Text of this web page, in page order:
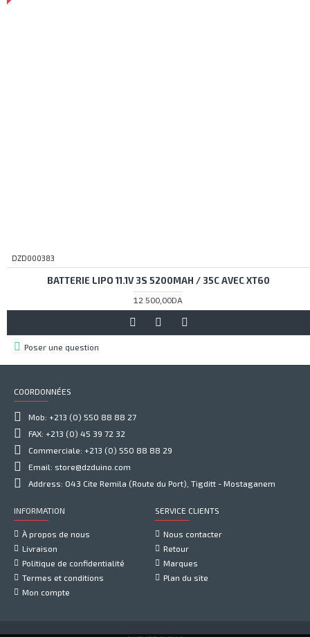
DZD000383
BATTERIE LIPO 11.1V 3S 5200MAH / 35C AVEC XT60
12 500,00DA
Poser une question
COORDONNÉES
Mob: +213 (0) 550 88 88 27
FAX: +213 (0) 45 39 72 32
Commerciale: +213 (0) 550 88 88 29
Email: store@dzduino.com
Address: 043 Cite Remila (Route du Port), Tigditt - Mostaganem
INFORMATION
À propos de nous
Livraison
Politique de confidentialité
Termes et conditions
Mon compte
SERVICE CLIENTS
Nous contacter
Retour
Marques
Plan du site